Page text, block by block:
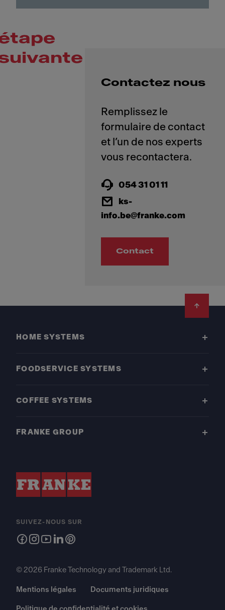
Contactez nous
Remplissez le
formulaire de contact
et l’un de nos experts
054 31 01 11
ks-
info.be@franke.com
Contact
HOME SYSTEMS
FOODSERVICE SYSTEMS
COFFEE SYSTEMS
FRANKE GROUP
SUIVEZ-NOUS SUR
© 2026 Franke Technology and Trademark Ltd.
Mentions légales Documents juridiques